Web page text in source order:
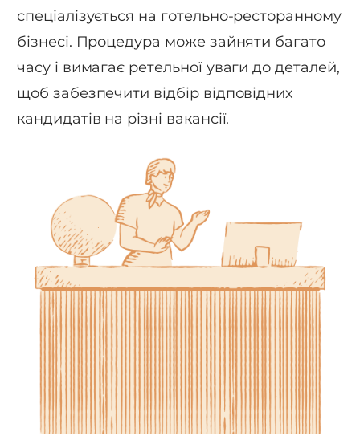
спеціалізується на готельно-ресторанному
бізнесі. Процедура може зайняти багато
часу і вимагає ретельної уваги до деталей,
щоб забезпечити відбір відповідних
кандидатів на різні вакансії.